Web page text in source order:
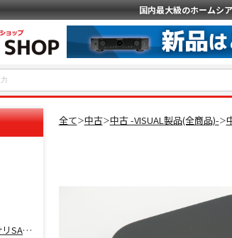
国内最大級のホームシ
☆イヤホンヘッドホン/アクセサリSALE☆
全て＞中古＞中古 -VISUAL製品(全商品)-＞